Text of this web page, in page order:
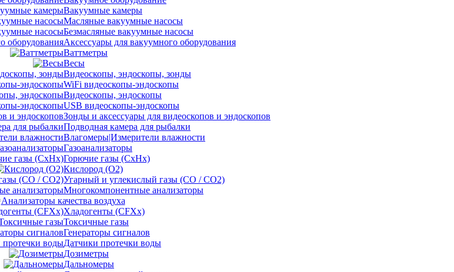
Вакуумные камеры
Масляные вакуумные насосы
Безмасляные вакуумные насосы
Аксессуары для вакуумного оборудования
Ваттметры
Весы
Видеоскопы, эндоскопы, зонды
WiFi видеоскопы-эндоскопы
Видеоскопы, эндоскопы
USB видеоскопы-эндоскопы
Зонды и аксессуары для видеоскопов и эндоскопов
Подводная камера для рыбалки
Влагомеры|Измерители влажности
Газоанализаторы
Горючие газы (CxHx)
Кислород (O2)
Угарный и углекислый газы (CO / CO2)
Многокомпонентные анализаторы
Анализаторы качества воздуха
Хладогенты (CFXx)
Токсичные газы
Генераторы сигналов
Датчики протечки воды
Дозиметры
Дальномеры